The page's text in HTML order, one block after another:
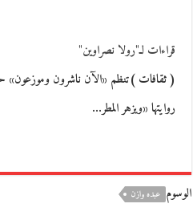
قراءات لـ"رولا نصراوين"
( ثقافات )تنظم «الآن ناشرون وموزعون»
روايتها «ويزهر المطر…
الوسوم عبده وازن